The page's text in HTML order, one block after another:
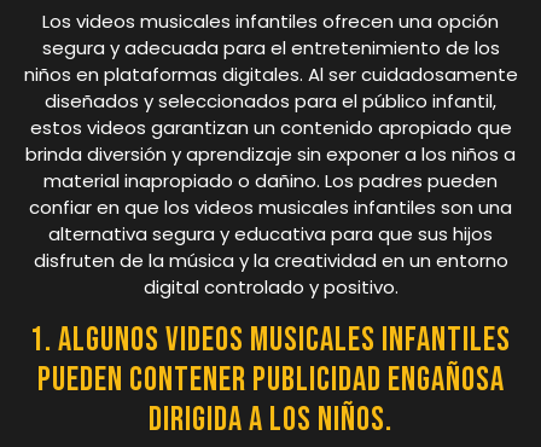
Los videos musicales infantiles ofrecen una opción
segura y adecuada para el entretenimiento de los
niños en plataformas digitales. Al ser cuidadosamente
diseñados y seleccionados para el público infantil,
estos videos garantizan un contenido apropiado que
brinda diversión y aprendizaje sin exponer a los niños a
material inapropiado o dañino. Los padres pueden
confiar en que los videos musicales infantiles son una
alternativa segura y educativa para que sus hijos
disfruten de la música y la creatividad en un entorno
digital controlado y positivo.
1. Algunos videos musicales infantiles
pueden contener publicidad engañosa
dirigida a los niños.